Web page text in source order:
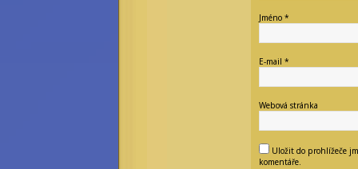
Jméno *
E-mail *
Webová stránka
Uložit do prohlížeče
komentáře.